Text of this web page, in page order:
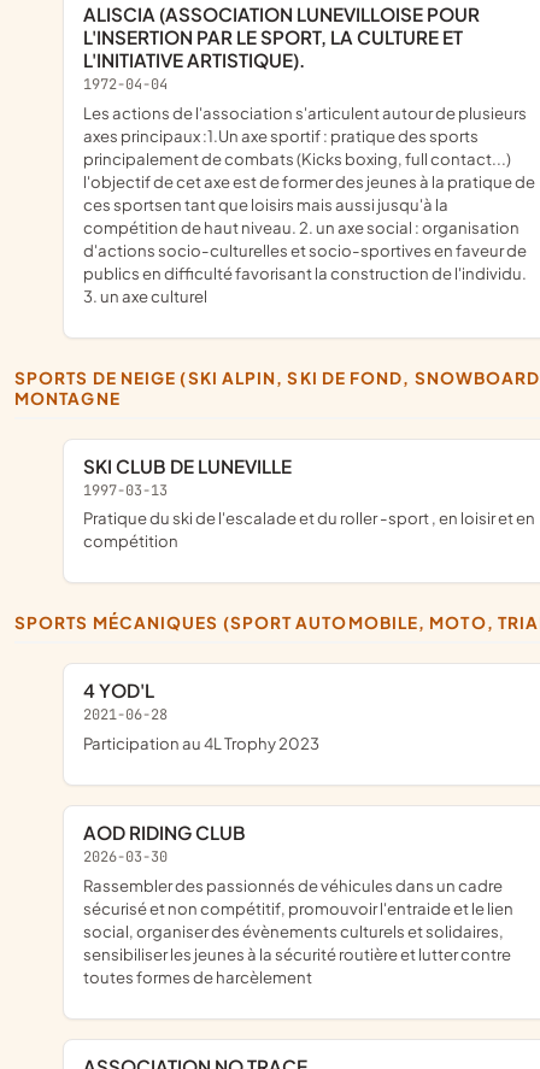
ALISCIA (ASSOCIATION LUNEVILLOISE POUR
L'INSERTION PAR LE SPORT, LA CULTURE ET
L'INITIATIVE ARTISTIQUE).
1972-04-04
Les actions de l'association s'articulent autour de plusieurs
axes principaux :1.Un axe sportif : pratique des sports
principalement de combats (Kicks boxing, full contact...)
l'objectif de cet axe est de former des jeunes à la pratique de
ces sportsen tant que loisirs mais aussi jusqu'à la
compétition de haut niveau. 2. un axe social : organisation
d'actions socio-culturelles et socio-sportives en faveur de
publics en difficulté favorisant la construction de l'individu.
3. un axe culturel
SPORTS DE NEIGE (SKI ALPIN, SKI DE FOND, SNOWBOARD) ,
MONTAGNE
SKI CLUB DE LUNEVILLE
1997-03-13
pratique du ski de l'escalade et du roller -sport , en loisir et en
compétition
SPORTS MÉCANIQUES (SPORT AUTOMOBILE, MOTO,
4 YOD'L
2021-06-28
participation au 4L Trophy 2023
AOD RIDING CLUB
2026-03-30
rassembler des passionnés de véhicules dans un cadre
sécurisé et non compétitif, promouvoir l'entraide et le lien
social, organiser des évènements culturels et solidaires,
sensibiliser les jeunes à la sécurité routière et lutter contre
toutes formes de harcèlement